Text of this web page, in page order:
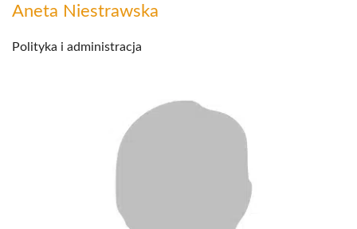
Aneta Niestrawska
Polityka i administracja